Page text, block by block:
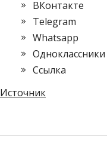
ВКонтакте
Telegram
Whatsapp
Одноклассники
Cсылка
Источник